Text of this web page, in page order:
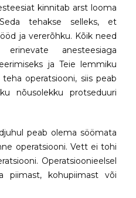
kinnitab arst looma
tehakse selleks, et
ja vererõhku. Kõik need
anesteesiaga
ja Teie lemmiku
operatsiooni, siis peab
nõusolekku protseduuri
peab olema söömata
operatsiooni. Vett ei tohi
Operatsioonieelsel
kohupiimast või